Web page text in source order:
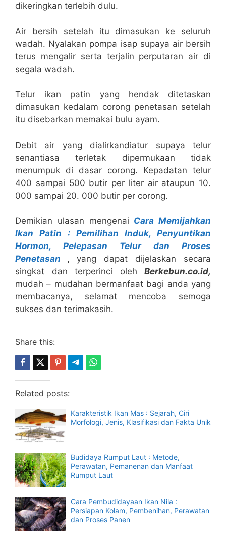
dikeringkan terlebih dulu.
Air bersih setelah itu dimasukan ke seluruh
wadah. Nyalakan pompa isap supaya air bersih
terus mengalir serta terjalin perputaran air di
segala wadah.
Telur ikan patin yang hendak ditetaskan
dimasukan kedalam corong penetasan setelah
itu disebarkan memakai bulu ayam.
Debit air yang dialirkandiatur supaya telur
senantiasa terletak dipermukaan tidak
menumpuk di dasar corong. Kepadatan telur
400 sampai 500 butir per liter air ataupun 10.
000 sampai 20. 000 butir per corong.
Demikian ulasan mengenai Cara Memijahkan
Ikan Patin : Pemilihan Induk, Penyuntikan
Hormon, Pelepasan Telur dan Proses
Penetasan , yang dapat dijelaskan secara
singkat dan terperinci oleh Berkebun.co.id,
mudah – mudahan bermanfaat bagi anda yang
membacanya, selamat mencoba semoga
sukses dan terimakasih.
Share this:
Related posts:
Karakteristik Ikan Mas : Sejarah, Ciri
Morfologi, Jenis, Klasifikasi dan Fakta Unik
Budidaya Rumput Laut : Metode,
Perawatan, Pemanenan dan Manfaat
Rumput Laut
Cara Pembudidayaan Ikan Nila :
Persiapan Kolam, Pembenihan, Perawatan
dan Proses Panen